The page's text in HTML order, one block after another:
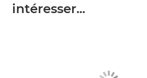
intéresser...